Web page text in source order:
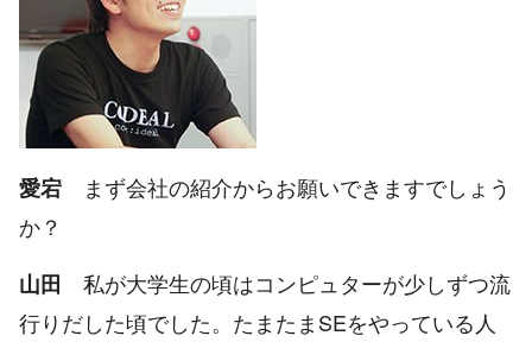
愛宕 まず会社の紹介からお願いできますでしょう
か？
山田 私が大学生の頃はコンピュターが少しずつ流
行りだした頃でした。たまたまSEをやっている人